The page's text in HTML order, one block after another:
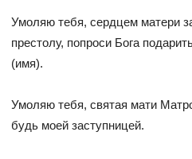
Умоляю тебя, сердцем матери
престолу, попроси Бога
(имя).
Умоляю тебя, святая мати
будь моей заступницей.